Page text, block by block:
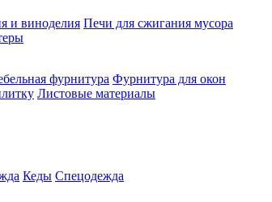
и виноделия Печи для сжигания мусора
фурнитура Фурнитура для окон
Листовые материалы
Кеды Спецодежда